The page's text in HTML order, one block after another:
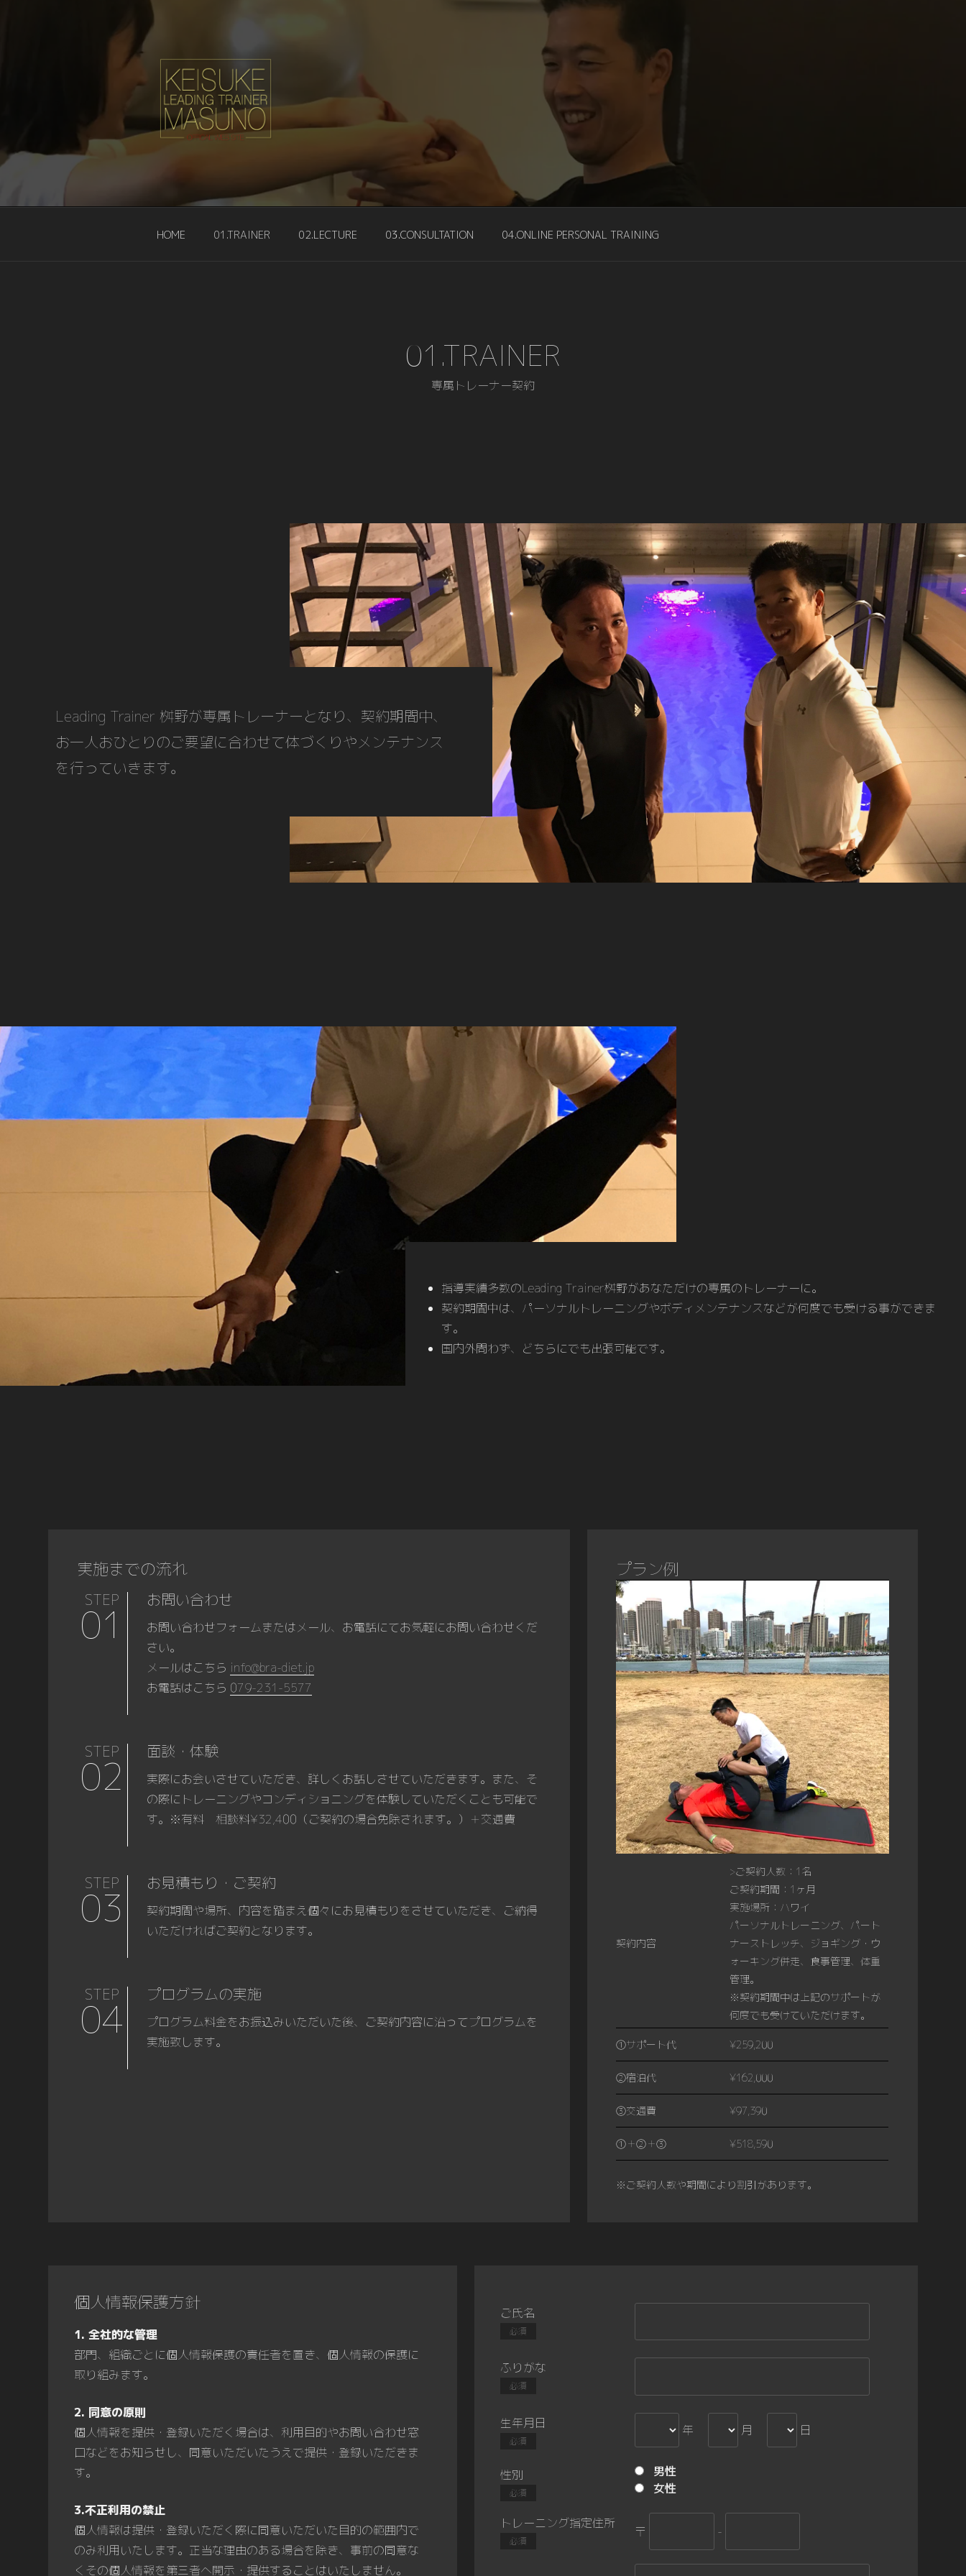
キ
ッ
リーディングトレーナー桝野 啓介 LEADING TRAINER
KEISUKE-MASUNO
HOME 01.TRAINER 02.LECTURE 03.CONSULTATION 04.ONLINE PERSONAL TRAINING
01.TRAINER
専属トレーナー契約
Leading Trainer 桝野が専属トレーナーとなり、契約期間中、
お一人おひとりのご要望に合わせて体づくりやメンテナンス
を行っていきます。
指導実績多数のLeading Trainer桝野があなただけの専属のトレーナーに。
契約期間中は、パーソナルトレーニングやボディメンテナンスなどが何度でも受ける事ができま
す。
国内外問わず、どちらにでも出張可能です。
実施までの流れ
STEP
01 お問い合わせ
お問い合わせフォームまたはメール、お電話にてお気軽にお問い合わせくだ
さい。
メールはこちら info@bra-diet.jp
お電話はこちら 079-231-5577
STEP
02 面談・体験
実際にお会いさせていただき、詳しくお話しさせていただきます。また、そ
の際にトレーニングやコンディショニングを体験していただくことも可能で
す。※有料 相談料¥32,400（ご契約の場合免除されます。）＋交通費
STEP
03 お見積もり・ご契約
契約期間や場所、内容を踏まえ個々にお見積もりをさせていただき、ご納得
いただければご契約となります。
STEP
04 プログラムの実施
プログラム料金をお振込みいただいた後、ご契約内容に沿ってプログラムを
実施致します。
プラン例
契約内容
>ご契約人数：1名
ご契約期間：1ヶ月
実施場所：ハワイ
パーソナルトレーニング、パート
ナーストレッチ、ジョギング・ウ
ォーキング併走、食事管理、体重
管理。
※契約期間中は上記のサポートが
何度でも受けていただけます。
①サポート代 ¥259,200
②宿泊代 ¥162,000
③交通費 ¥97,390
①＋②＋③ ¥518,590
※ご契約人数や期間により割引があります。
個人情報保護方針
1. 全社的な管理
部門、組織ごとに個人情報保護の責任者を置き、個人情報の保護に
取り組みます。
2. 同意の原則
個人情報を提供・登録いただく場合は、利用目的やお問い合わせ窓
口などをお知らせし、同意いただいたうえで提供・登録いただきま
す。
3.不正利用の禁止
個人情報は提供・登録いただく際に同意いただいた目的の範囲内で
のみ利用いたします。正当な理由のある場合を除き、事前の同意な
くその個人情報を第三者へ開示・提供することはいたしません。
ご氏名
必須
ふりがな
必須
生年月日
必須
年 月 日
性別
必須
男性
女性
トレーニング指定住所
必須
〒 -